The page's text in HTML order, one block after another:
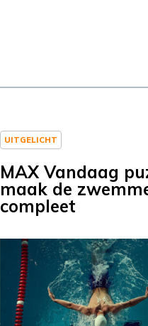
UITGELICHT
MAX Vandaag
maak de
compleet